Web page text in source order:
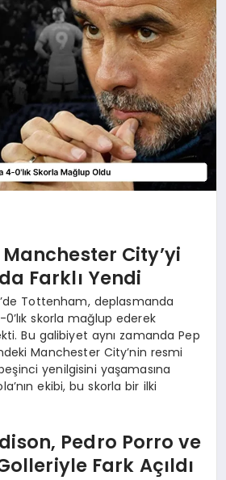
City’yi
Farklı Yendi
Tottenham, deplasmanda
skorla mağlup ederek
Bu galibiyet aynı zamanda Pep
Manchester City’nin resmi
yenilgisini yaşamasına
ekibi, bu skorla bir ilki
Pedro Porro ve
Fark Açıldı